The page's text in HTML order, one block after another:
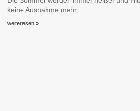
keine Ausnahme mehr.
weiterlesen »